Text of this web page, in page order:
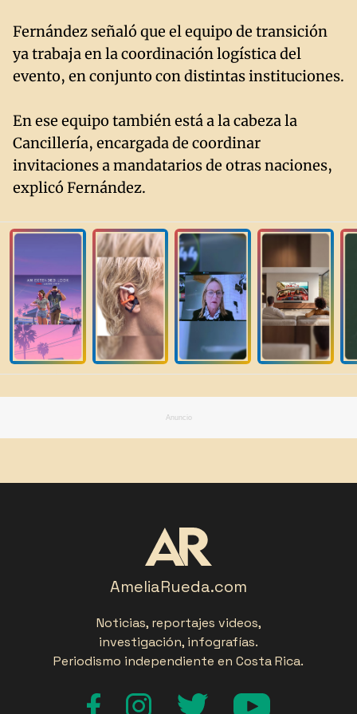
Fernández señaló que el equipo de transición
ya trabaja en la coordinación logística del
evento, en conjunto con distintas instituciones.
En ese equipo también está a la cabeza la
Cancillería, encargada de coordinar
invitaciones a mandatarios de otras naciones,
explicó Fernández.
Anuncio
AmeliaRueda.com
Noticias, reportajes videos,
investigación, infografías.
Periodismo independiente en Costa Rica.